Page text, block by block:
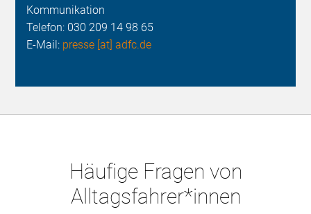
Kommunikation
Telefon: 030 209 14 98 65
E-Mail: presse [at] adfc.de
Häufige Fragen von
Alltagsfahrer*innen